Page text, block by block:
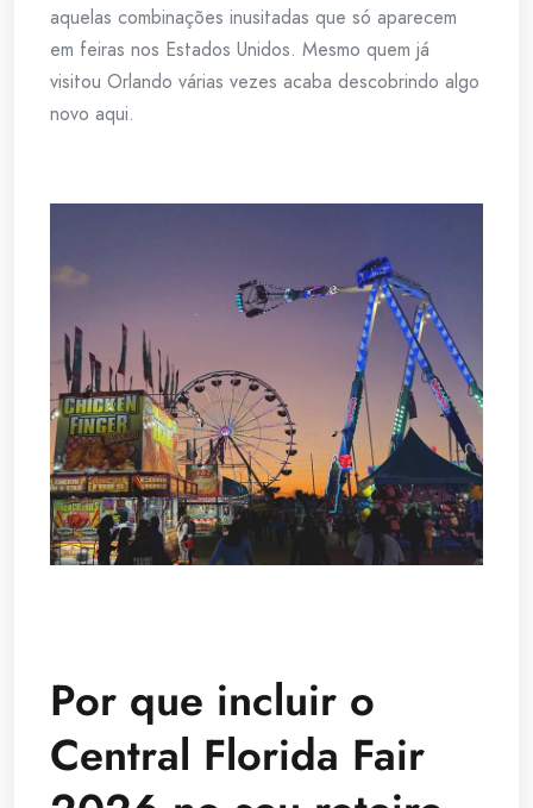
aquelas combinações inusitadas que só aparecem
em feiras nos Estados Unidos. Mesmo quem já
visitou Orlando várias vezes acaba descobrindo algo
novo aqui.
Por que incluir o
Central Florida Fair